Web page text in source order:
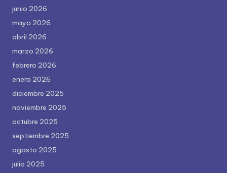
junio 2026
mayo 2026
abril 2026
marzo 2026
febrero 2026
enero 2026
diciembre 2025
noviembre 2025
octubre 2025
septiembre 2025
agosto 2025
julio 2025